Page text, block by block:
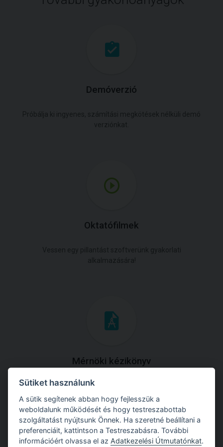
Demóverzió
Oktatófilmek
Mérnöki kézikönyv
Töltse le útmutatónkat az összes elméleti anyaggal és
gyakorlati példával!
Sütiket használunk
A sütik segítenek abban hogy fejlesszük a
weboldalunk működését és hogy testreszabottab
szolgáltatást nyújtsunk Önnek. Ha szeretné beállítani a
preferenciáit, kattintson a Testreszabásra. További
információért olvassa el az Adatkezelési Útmutatónkat.